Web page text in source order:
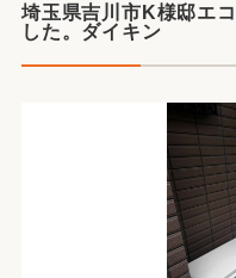
埼玉県吉川市K様邸エ
した。ダイキン